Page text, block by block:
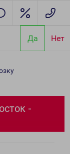
Да Нет
-